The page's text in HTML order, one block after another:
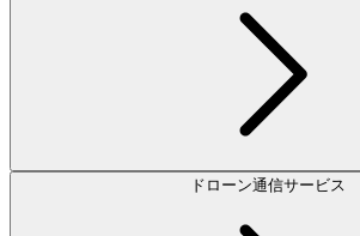
ドローン通信サービス